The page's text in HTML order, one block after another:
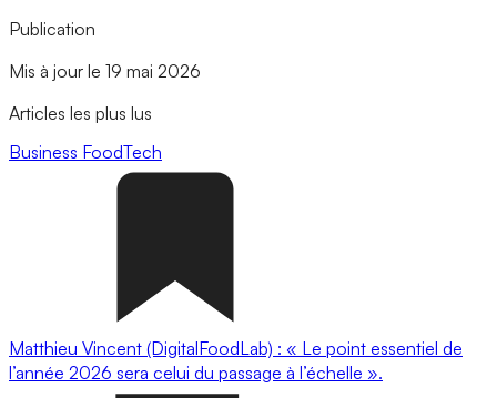
Publication
Mis à jour le 19 mai 2026
Articles les plus lus
Business FoodTech
Matthieu Vincent (DigitalFoodLab) : « Le point essentiel de
l’année 2026 sera celui du passage à l’échelle ».